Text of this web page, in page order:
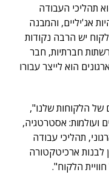
תהליכי העבודה
אג'יליים, והמבנה
יש הרבה נקודות
חברתיות, חבר
הוא לייצר עבורו
של הלקוחות שלנו",
ועולמות: אסטרטגיה,
תהליכי עבודה
לבנות ארכיטקטורה
הלקוח".